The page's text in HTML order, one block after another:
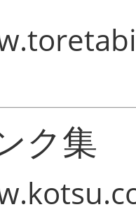
ク集